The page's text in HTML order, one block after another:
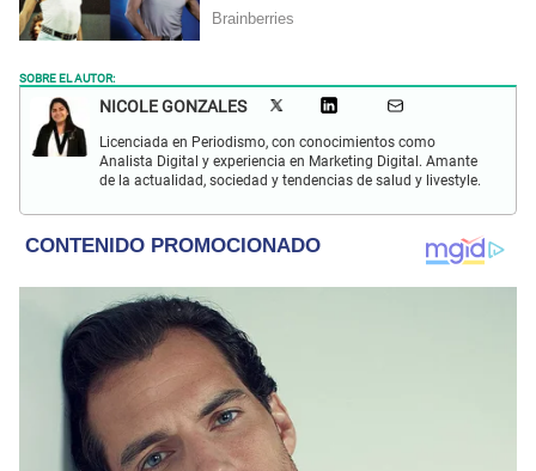
SOBRE EL AUTOR:
NICOLE GONZALES
Licenciada en Periodismo, con conocimientos como
Analista Digital y experiencia en Marketing Digital. Amante
de la actualidad, sociedad y tendencias de salud y livestyle.